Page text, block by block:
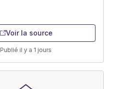
Voir la source
Publié il y a 1 jours